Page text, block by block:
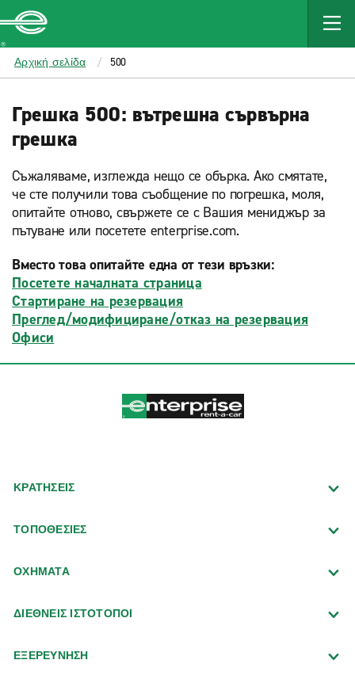
MAIN
CONTENT
Enterprise
Αρχική σελίδα 500
Грешка 500: вътрешна сървърна
грешка
Съжаляваме, изглежда нещо се обърка. Ако смятате,
че сте получили това съобщение по погрешка, моля,
опитайте отново, свържете се с Вашия мениджър за
пътуване или посетете enterprise.com.
Вместо това опитайте една от тези връзки:
Посетете началната страница
Стартиране на резервация
Преглед/модифициране/отказ на резервация
Офиси
ΚΡΑΤΗΣΕΙΣ
ΤΟΠΟΘΕΣΙΕΣ
ΟΧΗΜΑΤΑ
ΔΙΕΘΝΕΙΣ ΙΣΤΟΤΟΠΟΙ
ΕΞΕΡΕΥΝΗΣΗ